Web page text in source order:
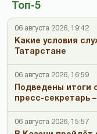
Топ-5
06 августа 2026, 19:42
Какие условия
Татарстане
06 августа 2026, 16:59
Подведены итоги
пресс-секретарь
06 августа 2026, 15:57